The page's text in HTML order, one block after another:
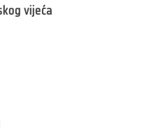
vijeća